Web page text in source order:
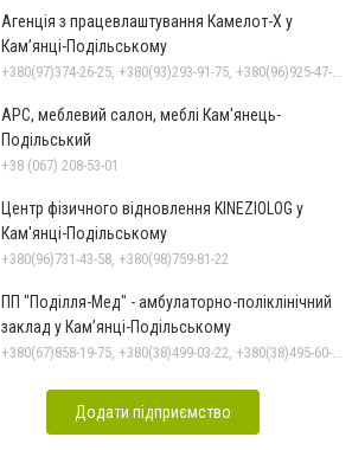
Агенція з працевлаштування Камелот-Х у
Кам’янці-Подільському
+380(97)374-26-25, +380(93)293-91-75, +380(96)925-47-71, +380(73)327-54-83
АРС, меблевий салон, меблі Кам'янець-
Подільський
+38 (067) 208-53-01
Центр фізичного відновлення KINEZIOLOG у
Кам'янці-Подільському
+380(96)731-43-58, +380(98)759-81-22
ПП "Поділля-Мед" - амбулаторно-поліклінічний
заклад у Кам’янці-Подільському
+380(67)858-19-75, +380(38)499-03-22, +380(38)495-60-27
Додати підприємство